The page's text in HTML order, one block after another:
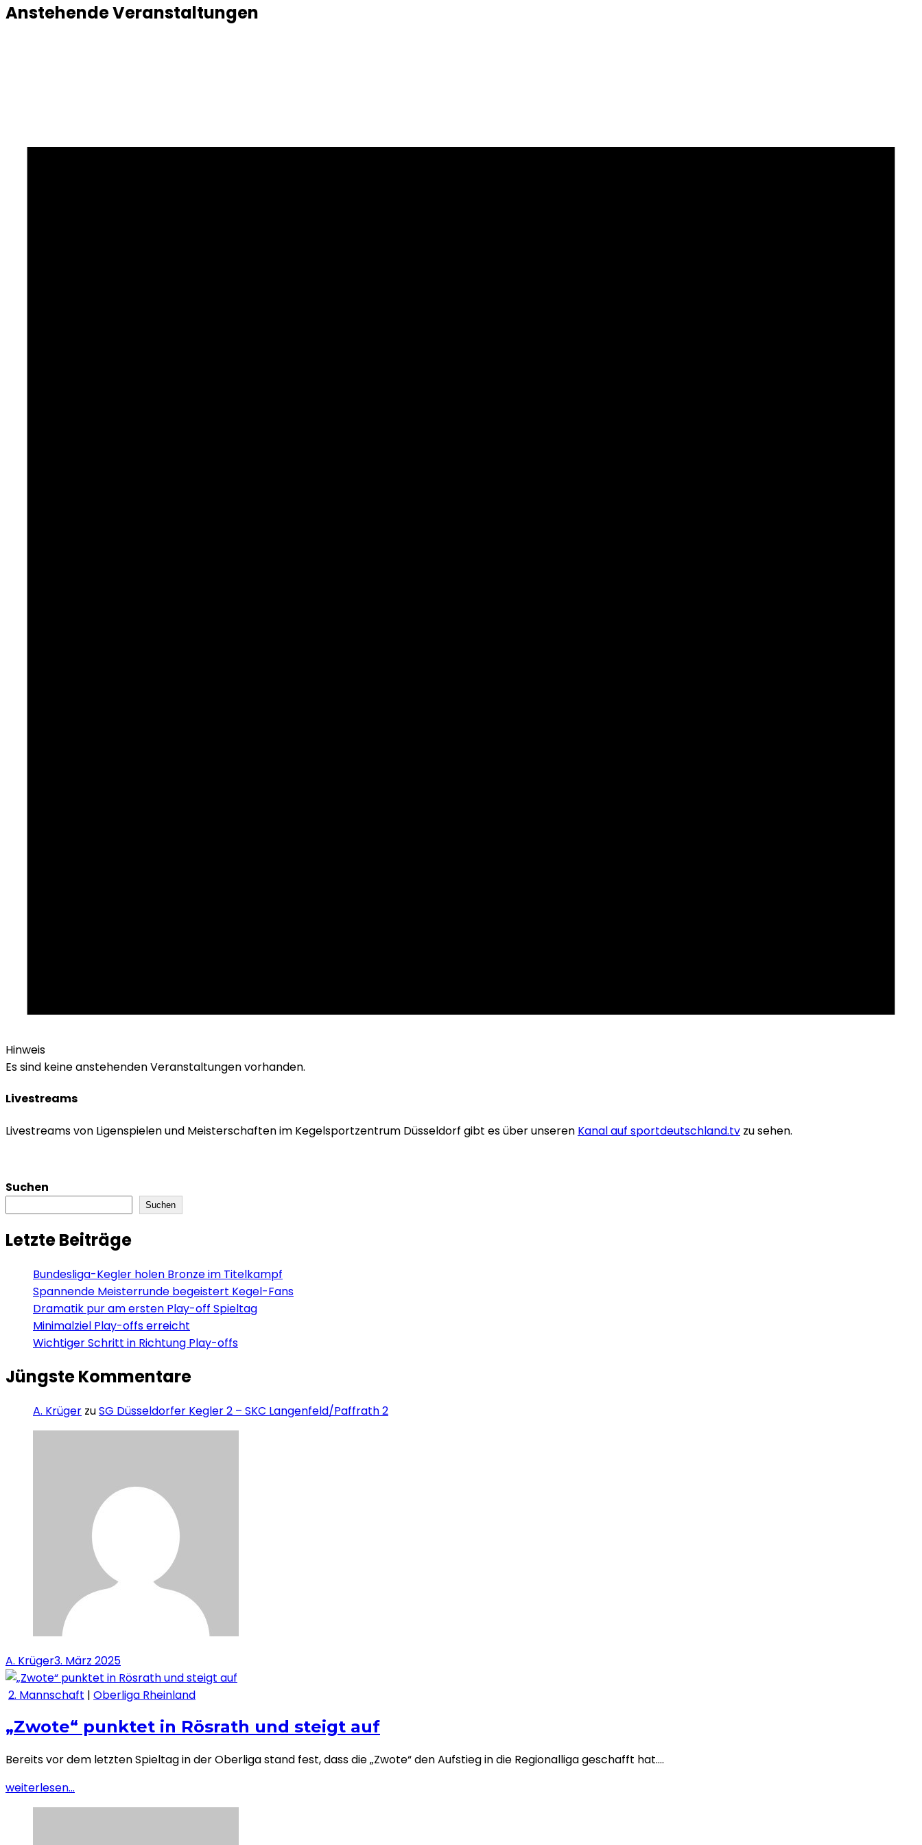
Anstehende Veranstaltungen
Hinweis
Es sind keine anstehenden Veranstaltungen vorhanden.
Livestreams
Livestreams von Ligenspielen und Meisterschaften im Kegelsportzentrum Düsseldorf gibt es über unseren Kanal auf sportdeutschland.tv zu sehen.
Suchen
Suchen
Letzte Beiträge
Bundesliga-Kegler holen Bronze im Titelkampf
Spannende Meisterrunde begeistert Kegel-Fans
Dramatik pur am ersten Play-off Spieltag
Minimalziel Play-offs erreicht
Wichtiger Schritt in Richtung Play-offs
Jüngste Kommentare
A. Krüger zuSG Düsseldorfer Kegler 2 – SKC Langenfeld/Paffrath 2
A. Krüger3. März 2025
2. Mannschaft | Oberliga Rheinland
„Zwote“ punktet in Rösrath und steigt auf
Bereits vor dem letzten Spieltag in der Oberliga stand fest, dass die „Zwote“ den Aufstieg in die Regionalliga geschafft hat….
weiterlesen...